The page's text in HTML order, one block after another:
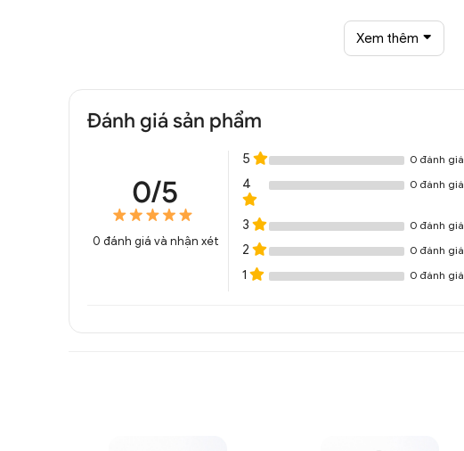
Xem thêm
Đánh giá sản phẩm
0/5
0 đánh giá và nhận xét
5 0 đánh giá
4 0 đánh giá
3 0 đánh giá
2 0 đánh giá
1 0 đánh giá